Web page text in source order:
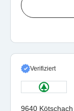
Verifiziert
9640 Kötschach